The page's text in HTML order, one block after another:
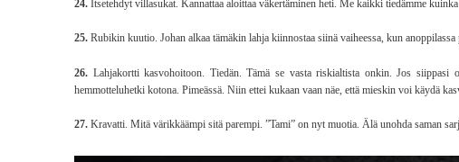
24. Itsetehdyt villasukat. Kannattaa aloittaa väkertäminen heti. Me kaikki tiedämme kuinka
25. Rubikin kuutio. Johan alkaa tämäkin lahja kiinnostaa siinä vaiheessa, kun
26. Lahjakortti kasvohoitoon. Tiedän. Tämä se vasta riskialtista onkin. Jos
hemmotteluhetki kotona. Pimeässä. Niin ettei kukaan vaan näe, että mieskin voi käydä
27. Kravatti. Mitä värikkäämpi sitä parempi. ”Tami” on nyt muotia. Älä unohda saman